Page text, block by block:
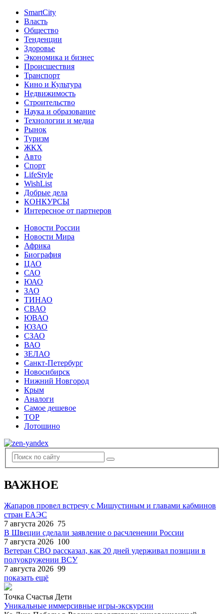
SmartCity
Власть
Общество
Тенденции
Здоровье
Экономика и бизнес
Происшествия
Транспорт
Кино и Культура
Недвижимость
Строительство
Наука и образование
Технологии и медиа
Рынок
Туризм
ЖКХ
Авто
Спорт
LifeStyle
WishList
Добрые дела
КОНКУРСЫ
Интересное от партнеров
Новости России
Новости Мира
Африка
Биография
ЦАО
САО
ЮАО
ЗАО
ТИНАО
СВАО
ЮВАО
ЮЗАО
СЗАО
ВАО
ЗЕЛАО
Санкт-Петербург
Новосибирск
Нижний Новгород
Крым
Аналоги
Самое дешевое
TOP
Лотошино
ВАЖНОЕ
Жапаров провел встречу с Мишустиным и главами кабминов
стран ЕАЭС
7 августа 2026 75
В Швеции сделали заявление о расчленении России
7 августа 2026 100
Ветеран СВО рассказал, как 20 дней удерживал позиции в
полуокружении ВСУ
7 августа 2026 99
показать ещё
Точка Счастья Дети
Уникальные иммерсивные игры-экскурсии